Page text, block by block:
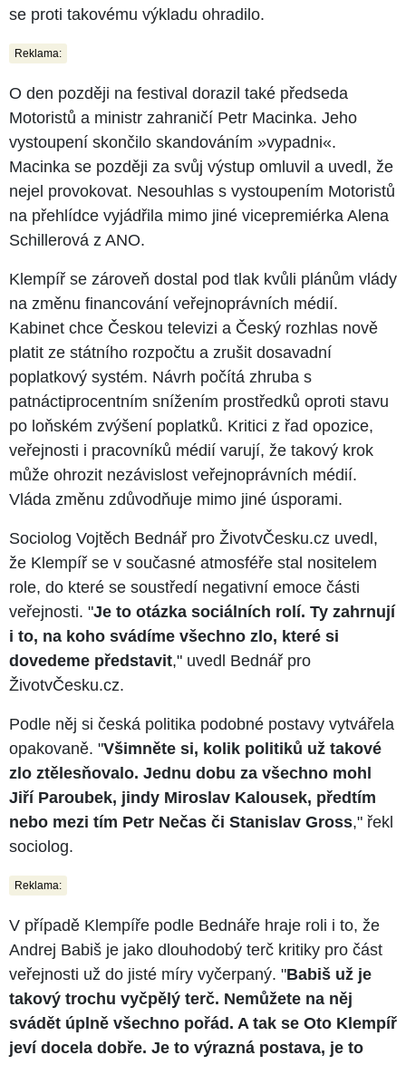
se proti takovému výkladu ohradilo.
Reklama:
O den později na festival dorazil také předseda
Motoristů a ministr zahraničí Petr Macinka. Jeho
vystoupení skončilo skandováním »vypadni«.
Macinka se později za svůj výstup omluvil a uvedl, že
nejel provokovat. Nesouhlas s vystoupením Motoristů
na přehlídce vyjádřila mimo jiné vicepremiérka Alena
Schillerová z ANO.
Klempíř se zároveň dostal pod tlak kvůli plánům vlády
na změnu financování veřejnoprávních médií.
Kabinet chce Českou televizi a Český rozhlas nově
platit ze státního rozpočtu a zrušit dosavadní
poplatkový systém. Návrh počítá zhruba s
patnáctiprocentním snížením prostředků oproti stavu
po loňském zvýšení poplatků. Kritici z řad opozice,
veřejnosti i pracovníků médií varují, že takový krok
může ohrozit nezávislost veřejnoprávních médií.
Vláda změnu zdůvodňuje mimo jiné úsporami.
Sociolog Vojtěch Bednář pro ŽivotvČesku.cz uvedl,
že Klempíř se v současné atmosféře stal nositelem
role, do které se soustředí negativní emoce části
veřejnosti. "Je to otázka sociálních rolí. Ty zahrnují
i to, na koho svádíme všechno zlo, které si
dovedeme představit," uvedl Bednář pro
ŽivotvČesku.cz.
Podle něj si česká politika podobné postavy vytvářela
opakovaně. "Všimněte si, kolik politiků už takové
zlo ztělesňovalo. Jednu dobu za všechno mohl
Jiří Paroubek, jindy Miroslav Kalousek, předtím
nebo mezi tím Petr Nečas či Stanislav Gross," řekl
sociolog.
Reklama:
V případě Klempíře podle Bednáře hraje roli i to, že
Andrej Babiš je jako dlouhodobý terč kritiky pro část
veřejnosti už do jisté míry vyčerpaný. "Babiš už je
takový trochu vyčpělý terč. Nemůžete na něj
svádět úplně všechno pořád. A tak se Oto Klempíř
jeví docela dobře. Je to výrazná postava, je to